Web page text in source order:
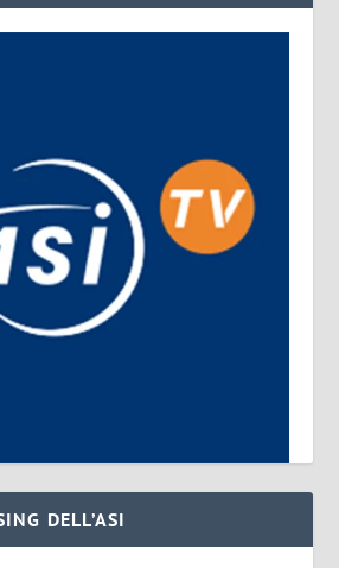
DELL’ASI